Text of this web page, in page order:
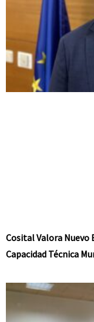
Cosital Valora
Capacidad Técnica